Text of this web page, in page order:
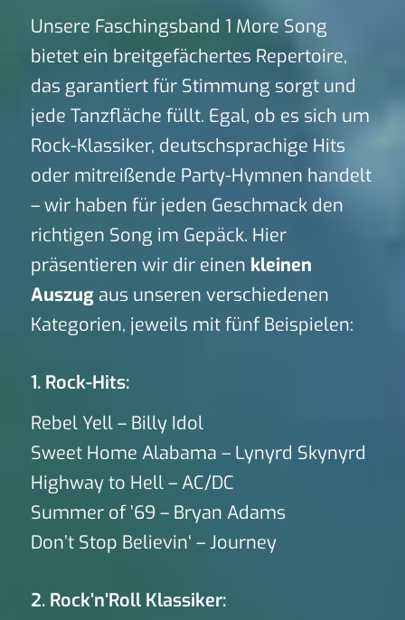
Unsere Faschingsband 1 More Song
bietet ein breitgefächertes Repertoire,
das garantiert für Stimmung sorgt und
jede Tanzfläche füllt. Egal, ob es sich um
Rock-Klassiker, deutschsprachige Hits
oder mitreißende Party-Hymnen handelt
– wir haben für jeden Geschmack den
richtigen Song im Gepäck. Hier
präsentieren wir dir einen kleinen
Auszugaus unseren verschiedenen
Kategorien, jeweils mit fünf Beispielen:
1. Rock-Hits:
Rebel Yell – Billy Idol
Sweet Home Alabama – Lynyrd Skynyrd
Highway to Hell – AC/DC
Summer of ’69 – Bryan Adams
Don’t Stop Believin‘ – Journey
2. Rock’n’Roll Klassiker: